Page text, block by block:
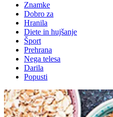
Znamke
Dobro za
Hranila
Diete in hujšanje
Šport
Prehrana
Nega telesa
Darila
Popusti